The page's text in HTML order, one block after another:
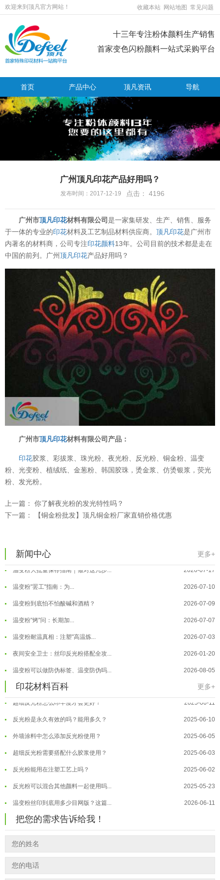
欢迎来到顶凡官方网站！ 收藏本站 网站地图 常见问题
十三年专注粉体颜料生产销售
首家变色闪粉颜料一站式采购平台
首页 产品中心 顶凡资讯 导航
广州顶凡印花产品好用吗？
发布时间：2017-12-19 点击： 4196
广州市顶凡印花材料有限公司是一家集研发、生产、销售、服务
于一体的专业的印花材料及工艺制品材料供应商。 顶凡印花是广州市
内著名的材料商，公司专注印花颜料13年。公司目前的技术都是走在
中国的前列。广州顶凡印花产品好用吗？
广州市顶凡印花材料有限公司产品：
印花胶浆、彩拔浆、珠光粉、夜光粉、反光粉、铜金粉、温变
粉、光变粉、植绒纸、金葱粉、韩国胶珠，烫金浆、仿烫银浆，荧光
粉、发光粉。
上一篇： 你了解夜光粉的发光特性吗？
下一篇：
【铜金粉批发】顶凡铜金粉厂家直销价格优惠
新闻中心 更多+
温变粉可以做防伪标签、温变防伪吗...
温变粉适合做热变还是冷变？
温变粉保质期有多久？开封后如何保... 2026-07-20
温变粉大批量保存指南｜做对这几步... 2026-07-17
温变粉"罢工"指南：为... 2026-07-10
温变粉到底怕不怕酸碱和酒精？ 2026-07-09
温变粉"烤"问：长期加... 2026-07-07
温变粉耐温真相：注塑"高温炼... 2026-07-03
夜间安全卫士：丝印反光粉搭配全攻... 2026-01-20
温变粉可以做防伪标签、温变防伪吗... 2026-08-05
温变粉适合做热变还是冷变？ 2026-08-04
温变粉保质期有多久？开封后如何保... 2026-07-20
温变粉大批量保存指南｜做对这几步... 2026-07-17
温变粉"罢工"指南：为... 2026-07-10
温变粉到底怕不怕酸碱和酒精？ 2026-07-09
温变粉"烤"问：长期加... 2026-07-07
温变粉耐温真相：注塑"高温炼... 2026-07-03
夜间安全卫士：丝印反光粉搭配全攻...
印花材料百科 更多+
温变粉丝印到底用多少目网版？这篇...
反光粉太久不用结块要怎么处理？
印花温变粉最适合用在什么行业上呢...
油性反光粉怎么印花效果最好？ 2025-06-18
超细反光粉怎么印牢度才会更好？ 2025-06-11
反光粉是永久有效的吗？能用多久？ 2025-06-10
外墙涂料中怎么添加反光粉使用？ 2025-06-05
超细反光粉需要搭配什么胶浆使用？ 2025-06-03
反光粉能用在注塑工艺上吗？ 2025-06-02
反光粉可以混合其他颜料一起使用吗... 2025-05-23
温变粉丝印到底用多少目网版？这篇... 2026-06-11
反光粉太久不用结块要怎么处理？
超细反光粉怎么印牢度才会更好？
把您的需求告诉给我！